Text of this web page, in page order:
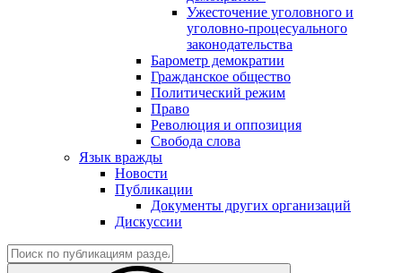
Ужесточение уголовного и
уголовно-процесуального
законодательства
Барометр демократии
Гражданское общество
Политический режим
Право
Революция и оппозиция
Свобода слова
Язык вражды
Новости
Публикации
Документы других организаций
Дискуссии